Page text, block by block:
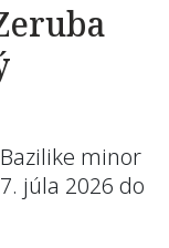
minor
júla 2026 do